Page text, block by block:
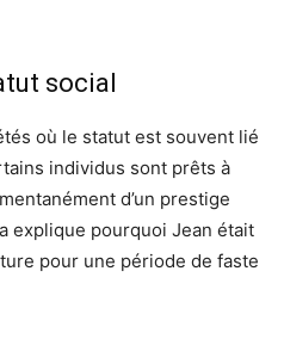
social
où le statut est souvent lié
individus sont prêts à
d’un prestige
explique pourquoi Jean était
pour une période de faste